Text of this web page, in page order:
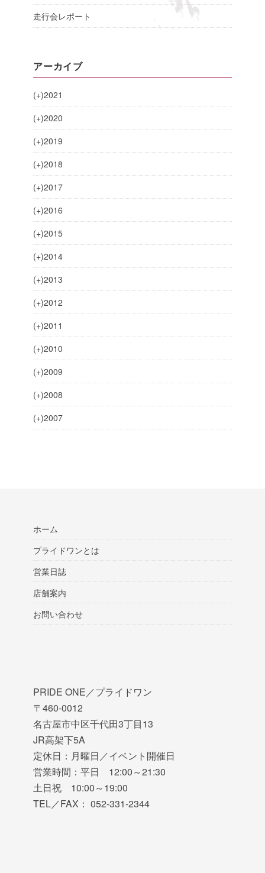
走行会レポート
アーカイブ
(+)2021
(+)2020
(+)2019
(+)2018
(+)2017
(+)2016
(+)2015
(+)2014
(+)2013
(+)2012
(+)2011
(+)2010
(+)2009
(+)2008
(+)2007
ホーム
プライドワンとは
営業日誌
店舗案内
お問い合わせ
PRIDE ONE／プライドワン
〒460-0012
名古屋市中区千代田3丁目13
JR高架下5A
定休日：月曜日／イベント開催日
営業時間：平日 12:00～21:30
土日祝 10:00～19:00
TEL／FAX： 052-331-2344